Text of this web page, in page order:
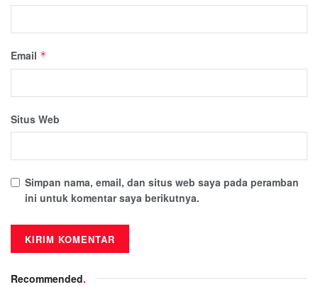
Email *
Situs Web
Simpan nama, email, dan situs web saya pada peramban
ini untuk komentar saya berikutnya.
Recommended.